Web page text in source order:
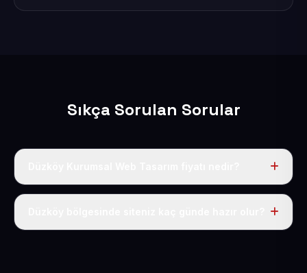
Sıkça Sorulan Sorular
Tek fiyat uygulanır: yıllık 50 USD + KDV. Bu bedele alan